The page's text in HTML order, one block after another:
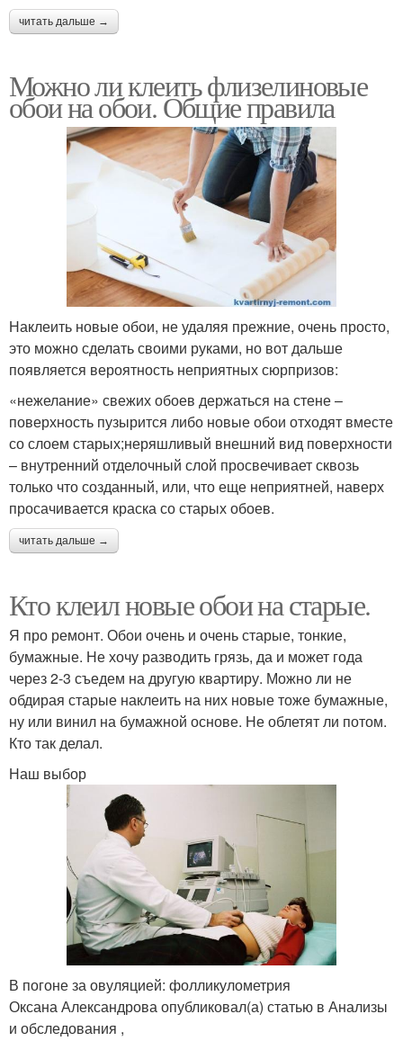
читать дальше →
Можно ли клеить флизелиновые
обои на обои. Общие правила
Наклеить новые обои, не удаляя прежние, очень просто,
это можно сделать своими руками, но вот дальше
появляется вероятность неприятных сюрпризов:
«нежелание» свежих обоев держаться на стене –
поверхность пузырится либо новые обои отходят вместе
со слоем старых;неряшливый внешний вид поверхности
– внутренний отделочный слой просвечивает сквозь
только что созданный, или, что еще неприятней, наверх
просачивается краска со старых обоев.
читать дальше →
Кто клеил новые обои на старые.
Я про ремонт. Обои очень и очень старые, тонкие,
бумажные. Не хочу разводить грязь, да и может года
через 2-3 съедем на другую квартиру. Можно ли не
обдирая старые наклеить на них новые тоже бумажные,
ну или винил на бумажной основе. Не облетят ли потом.
Кто так делал.
Наш выбор
В погоне за овуляцией: фолликулометрия
Оксана Александрова опубликовал(а) статью в Анализы
и обследования ,